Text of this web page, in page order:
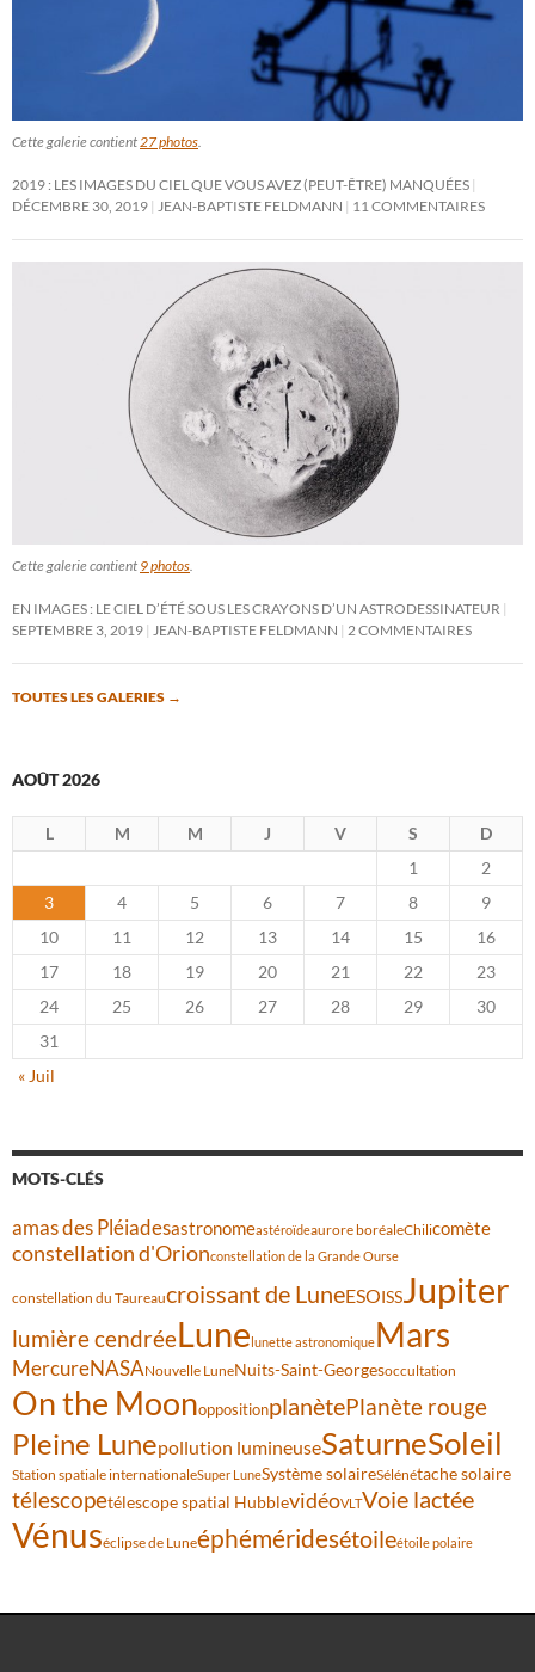
Cette galerie contient27 photos.
2019 : LES IMAGES DU CIEL QUE VOUS AVEZ (PEUT-ÊTRE) MANQUÉES
DÉCEMBRE 30, 2019 JEAN-BAPTISTE FELDMANN 11 COMMENTAIRES
Cette galerie contient 9 photos.
EN IMAGES : LE CIEL D’ÉTÉ SOUS LES CRAYONS D’UN ASTRODESSINATEUR
SEPTEMBRE 3, 2019 JEAN-BAPTISTE FELDMANN 2 COMMENTAIRES
TOUTES LES GALERIES →
AOÛT 2026
L M M J V S
D
1
2
3
4 5 6 7 8
9
10
11 12 13 14 15
16
17
18 19 20 21 22
23
24
25 26 27 28 29
30
31
« Juil
MOTS-CLÉS
amas des Pléiadesastronomeastéroïdeaurore boréaleChilicomète
constellation d'Orionconstellation de la Grande Ourse
constellation du Taureaucroissant de LuneESOISSJupiter
lumière cendréeLune lunette astronomiqueMars
MercureNASANouvelle LuneNuits-Saint-Georgesoccultation
On the MoonoppositionplanètePlanète rouge
Pleine Lunepollution lumineuseSaturneSoleil
Station spatiale internationaleSuper LuneSystème solaireSélénétache solaire
télescopetélescope spatial HubblevidéoVLTVoie lactée
Vénuséclipse de Luneéphéméridesétoileétoile polaire